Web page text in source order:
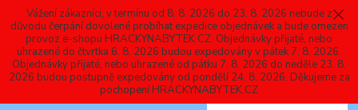
Vážení zákazníci, v termínu od 8. 8. 2026 do 23. 8. 2026 nebude z
důvodu čerpání dovolené probíhat expedice objednávek a bude omezen
provoz e-shopu HRACKYNABYTEK.CZ. Objednávky přijaté, nebo
uhrazené do čtvrtka 6. 8. 2026 budou expedovány v pátek 7. 8. 2026.
Objednávky přijaté, nebo uhrazené od pátku 7. 8. 2026 do neděle 23. 8.
2026 budou postupně expedovány od pondělí 24. 8. 2026. Děkujeme za
pochopení HRACKYNABYTEK.CZ